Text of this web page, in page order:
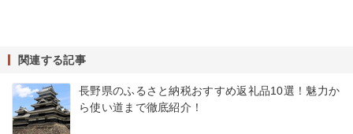
関連する記事
長野県のふるさと納税おすすめ返礼品10選！魅力か
ら使い道まで徹底紹介！